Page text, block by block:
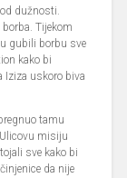
dužnosti.
Tijekom
gubili borbu sve
kako bi
Iziza uskoro biva
tamu
misiju
sve kako bi
da nije